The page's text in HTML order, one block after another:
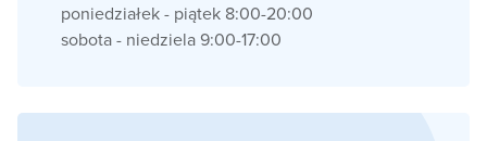
poniedziałek - piątek 8:00-20:00
sobota - niedziela 9:00-17:00